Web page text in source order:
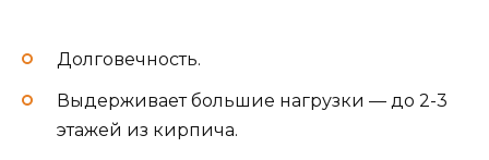
Долговечность.
Выдерживает большие нагрузки — до 2-3
этажей из кирпича.